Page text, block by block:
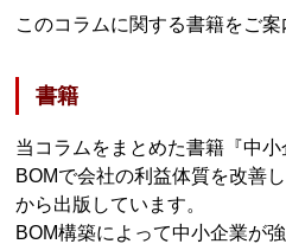
このコラムに関する書籍をご案
書籍
当コラムをまとめた書籍『中
BOMで会社の利益体質を改善
から出版しています。
BOM構築によって中小企業が